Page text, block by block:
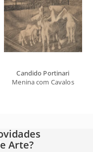
Candido Portinari
Menina com Cavalos
Arte?